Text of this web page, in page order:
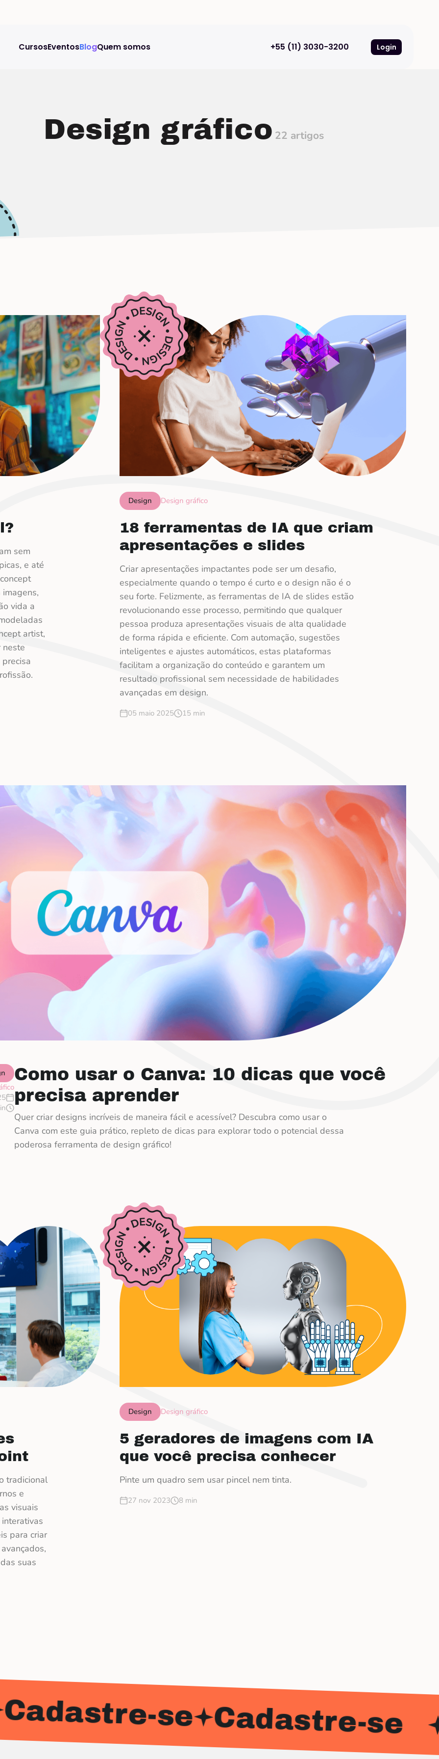
CursosEventosBlogQuem somos +55 (11) 3030-3200 Login
Design gráfico 22 artigos
sem
e até
vida a
artist,
neste
Design Design gráfico
18 ferramentas de IA que criam
apresentações e slides
Criar apresentações impactantes pode ser um desafio,
especialmente quando o tempo é curto e o design não é o
seu forte. Felizmente, as ferramentas de IA de slides estão
revolucionando esse processo, permitindo que qualquer
pessoa produza apresentações visuais de alta qualidade
de forma rápida e eficiente. Com automação, sugestões
inteligentes e ajustes automáticos, estas plataformas
facilitam a organização do conteúdo e garantem um
resultado profissional sem necessidade de habilidades
avançadas em design.
05 maio 2025 15 min
Como usar o Canva: 10 dicas que você
precisa aprender
Quer criar designs incríveis de maneira fácil e acessível? Descubra como usar o
Canva com este guia prático, repleto de dicas para explorar todo o potencial dessa
poderosa ferramenta de design gráfico!
tradicional
e
visuais
para criar
suas
Design Design gráfico
5 geradores de imagens com IA
que você precisa conhecer
Pinte um quadro sem usar pincel nem tinta.
27 nov 2023 8 min
se Cadastre-se